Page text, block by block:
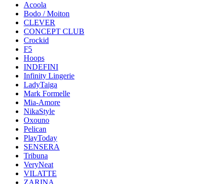
Acoola
Bodo / Moiton
CLEVER
CONCEPT CLUB
Crockid
F5
Hoops
INDEFINI
Infinity Lingerie
LadyTaiga
Mark Formelle
Mia-Amore
NikaStyle
Oxouno
Pelican
PlayToday
SENSERA
Tribuna
VeryNeat
VILATTE
ZARINA